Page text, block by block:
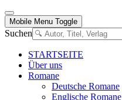
Mobile Menu Toggle
Suchen
STARTSEITE
Über uns
Romane
Deutsche Romane
Englische Romane